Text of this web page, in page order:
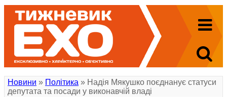
Новини » Політика » Надія Мякушко поєднанує статуси
депутата та посади у виконавчій владі